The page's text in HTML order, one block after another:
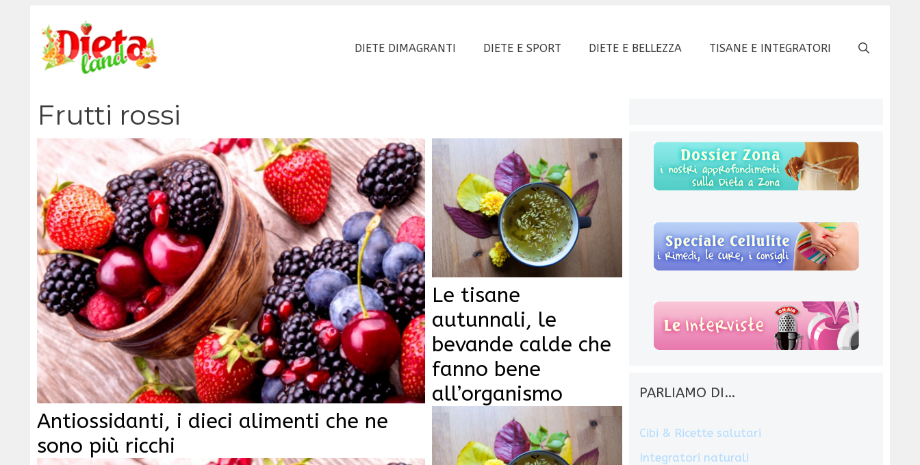
contenuto
DIETE DIMAGRANTI DIETE E SPORT DIETE E BELLEZZA TISANE E INTEGRATORI
Frutti rossi
Antiossidanti, i dieci alimenti che ne
sono più ricchi
Le tisane
autunnali, le
bevande calde che
fanno bene
all’organismo
PARLIAMO DI…
Cibi & Ricette salutari
Integratori naturali